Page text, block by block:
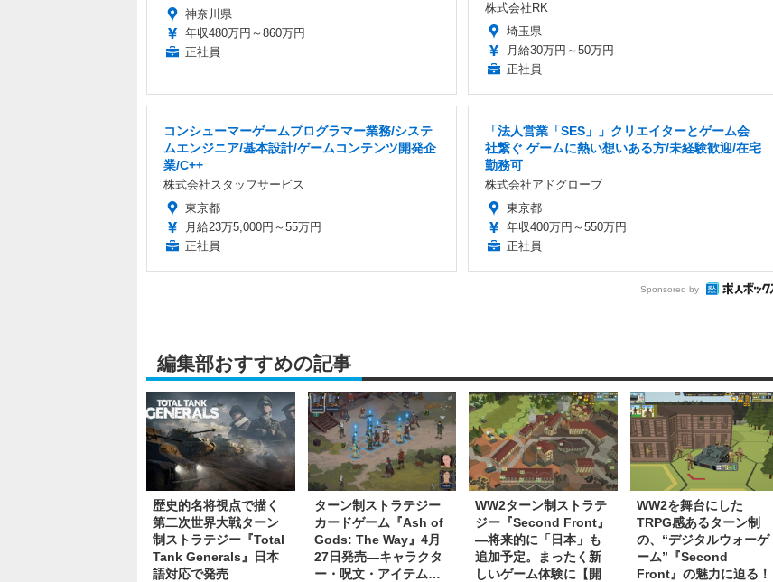
神奈川県
年収480万円～860万円
正社員
株式会社RK
埼玉県
月給30万円～50万円
正社員
コンシューマーゲームプログラマー業務/システ
ムエンジニア/基本設計/ゲームコンテンツ開発企
業/C++
株式会社スタッフサービス
東京都
月給23万5,000円～55万円
正社員
「法人営業「SES」」クリエイターとゲーム会
社繋ぐ ゲームに熱い想いある方/未経験歓迎/在宅
勤務可
株式会社アドグローブ
東京都
年収400万円～550万円
正社員
Sponsored by
編集部おすすめの記事
歴史的名将視点で描く
第二次世界大戦ターン
制ストラテジー『Total
Tank Generals』日本
語対応で発売
ターン制ストラテジー
カードゲーム『Ash of
Gods: The Way』4月
27日発売―キャラクタ
ー・呪文・アイテム…
WW2ターン制ストラテ
ジー『Second Front』
―将来的に「日本」も
追加予定。まったく新
しいゲーム体験に【開
WW2を舞台にした
TRPG感あるターン制
の、“デジタルウォーゲ
ーム”『Second
Front』の魅力に迫る！